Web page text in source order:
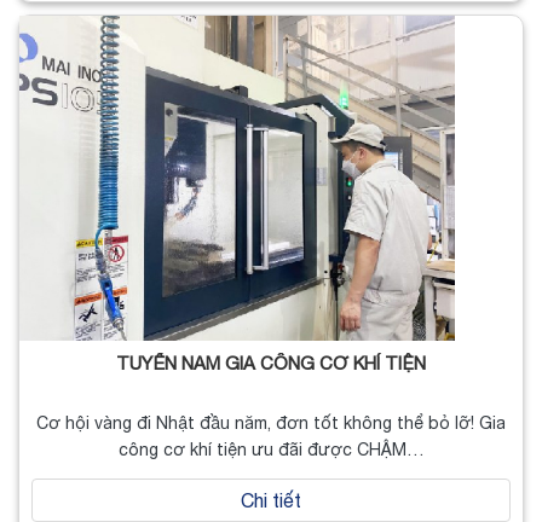
TUYỂN NAM GIA CÔNG CƠ KHÍ TIỆN
Cơ hội vàng đi Nhật đầu năm, đơn tốt không thể bỏ lỡ! Gia
công cơ khí tiện ưu đãi được CHẬM…
Chi tiết